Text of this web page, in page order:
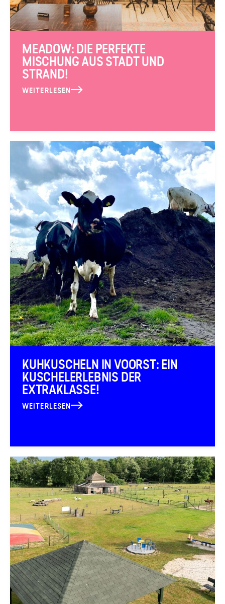
MEADOW: DIE PERFEKTE
MISCHUNG AUS STADT UND
STRAND!
WEITERLESEN
KUHKUSCHELN IN VOORST: EIN
KUSCHELERLEBNIS DER
EXTRAKLASSE!
WEITERLESEN